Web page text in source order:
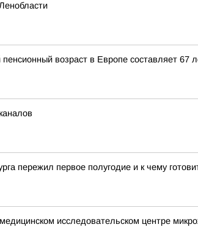
возраст в Европе составляет 67
пережил первое полугодие и к чему
исследовательском центре